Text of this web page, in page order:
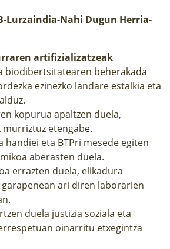
Lurzaindia-Nahi Dugun Herria-
artifizializatzeak
biodibertsitatearen beherakada
ezinezko landare estalkia eta
kopurua apaltzen duela,
etengabe.
handiei eta BTPri mesede egiten
aberasten duela.
errazten duela, elikadura
ari diren laborarien
duela justizia soziala eta
oinarritu etxegintza